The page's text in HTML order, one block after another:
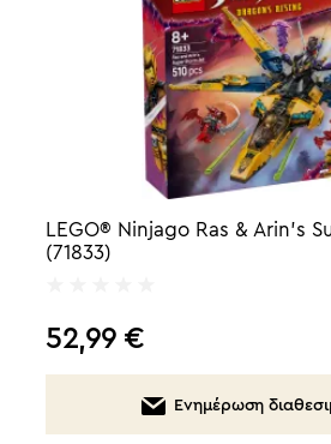
LEGO® Ninjago Ras & Arin's
(71833)
52,99 €
Ενημέρωση